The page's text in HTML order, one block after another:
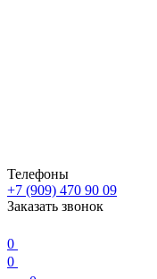
Телефоны
+7 (909) 470 90 09
Заказать звонок
0
0